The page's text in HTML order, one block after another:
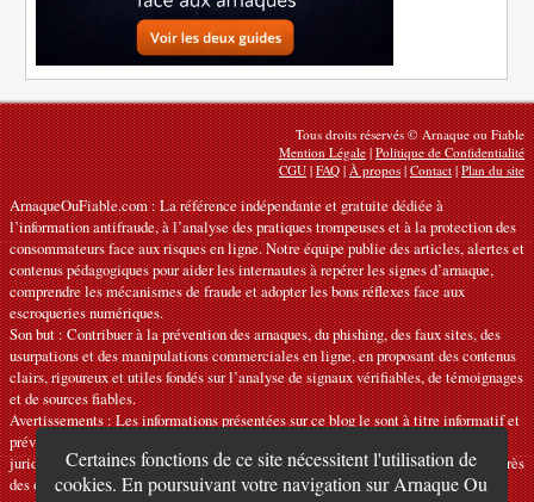
Certaines fonctions de ce site nécessitent l'utilisation de
cookies. En poursuivant votre navigation sur Arnaque Ou
Tous droits réservés © Arnaque ou Fiable
Mention Légale|Politique de Confidentialité
CGU|FAQ|À propos|Contact|Plan du site
ArnaqueOuFiable.com : La référence indépendante et gratuite dédiée à
l’information antifraude, à l’analyse des pratiques trompeuses et à la protection des
consommateurs face aux risques en ligne. Notre équipe publie des articles, alertes et
contenus pédagogiques pour aider les internautes à repérer les signes d’arnaque,
comprendre les mécanismes de fraude et adopter les bons réflexes face aux
escroqueries numériques.
Son but : Contribuer à la prévention des arnaques, du phishing, des faux sites, des
usurpations et des manipulations commerciales en ligne, en proposant des contenus
clairs, rigoureux et utiles fondés sur l’analyse de signaux vérifiables, de témoignages
et de sources fiables.
Avertissements : Les informations présentées sur ce blog le sont à titre informatif et
préventif. Elles ne constituent ni des recommandations officielles ni des conseils
juridiques, financiers ou techniques personnalisés. Elles doivent être vérifiées auprès
des organismes, services ou interlocuteurs compétents selon la situation. Nous ne